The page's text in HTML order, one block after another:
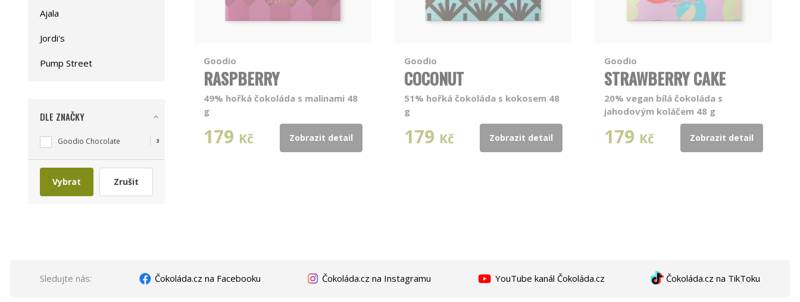
Goodio
RASPBERRY
49% hořká čokoláda s malinami 48
g
179 Kč Zobrazit detail
Goodio
COCONUT
51% hořká čokoláda s kokosem 48
g
179 Kč Zobrazit detail
Goodio
STRAWBERRY CAKE
20% vegan bílá čokoláda s
jahodovým koláčem 48 g
179 Kč Zobrazit detail
Ajala
Jordi's
Pump Street
DLE ZNAČKY
Goodio Chocolate 3
Vybrat Zrušit
Sledujte nás: Čokoláda.cz na Facebooku Čokoláda.cz na Instagramu YouTube kanál Čokoláda.cz Čokoláda.cz na TikToku